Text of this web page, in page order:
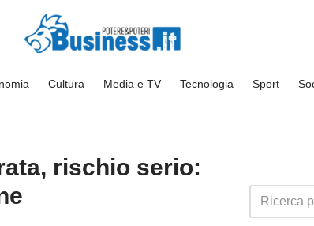
Cultura Media e TV Tecnologia Sport
rischio serio: